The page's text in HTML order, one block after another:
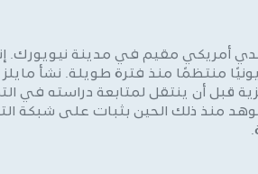
وممثل إيرلندي أمريكي مقيم في مدينة
منتظمًا منذ فترة طويلة. نشأ
قبل أن ينتقل لمتابعة دراسته في
منذ ذلك الحين بثبات على شبكة